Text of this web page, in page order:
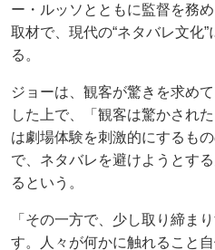
ー・ルッソとともに監督を務
取材で、現代の“ネタバレ文化
る。
ジョーは、観客が驚きを求め
した上で、「観客は驚かされ
は劇場体験を刺激的にするも
で、ネタバレを避けようとす
るという。
「その一方で、少し取り締ま
す。人々が何かに触れること